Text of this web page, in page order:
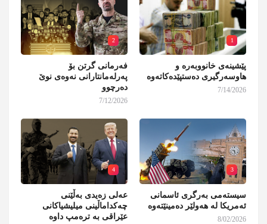
1
پێشینەی خانووبەرە و
هاوسەرگیری دەستپێدەکاتەوە
7/14/2026
2
فەرمانی گرتن بۆ
پەرلەمانتارانی نەوەی نوێ
دەرچوو
7/12/2026
3
سیستەمی بەرگری ئاسمانی
ئەمریکا لە هەولێر دەمینێتەوە
8/02/2026
4
عەلی زەیدی بەڵێنی
چەکداماڵینی میلیشیاکانی
عێراقی بە ترەمپ داوە